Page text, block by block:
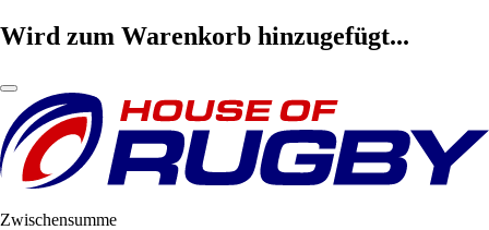
Wird zum Warenkorb hinzugefügt...
Zwischensumme